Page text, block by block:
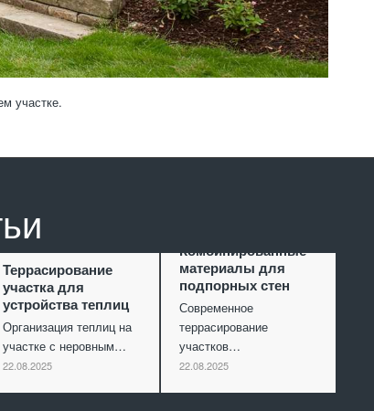
участке.
Террасирование
участка для
устройства теплиц
Организация теплиц на
участке с неровным…
22.08.2025
Комбинированные
материалы для
подпорных стен
Современное
террасирование
участков…
22.08.2025